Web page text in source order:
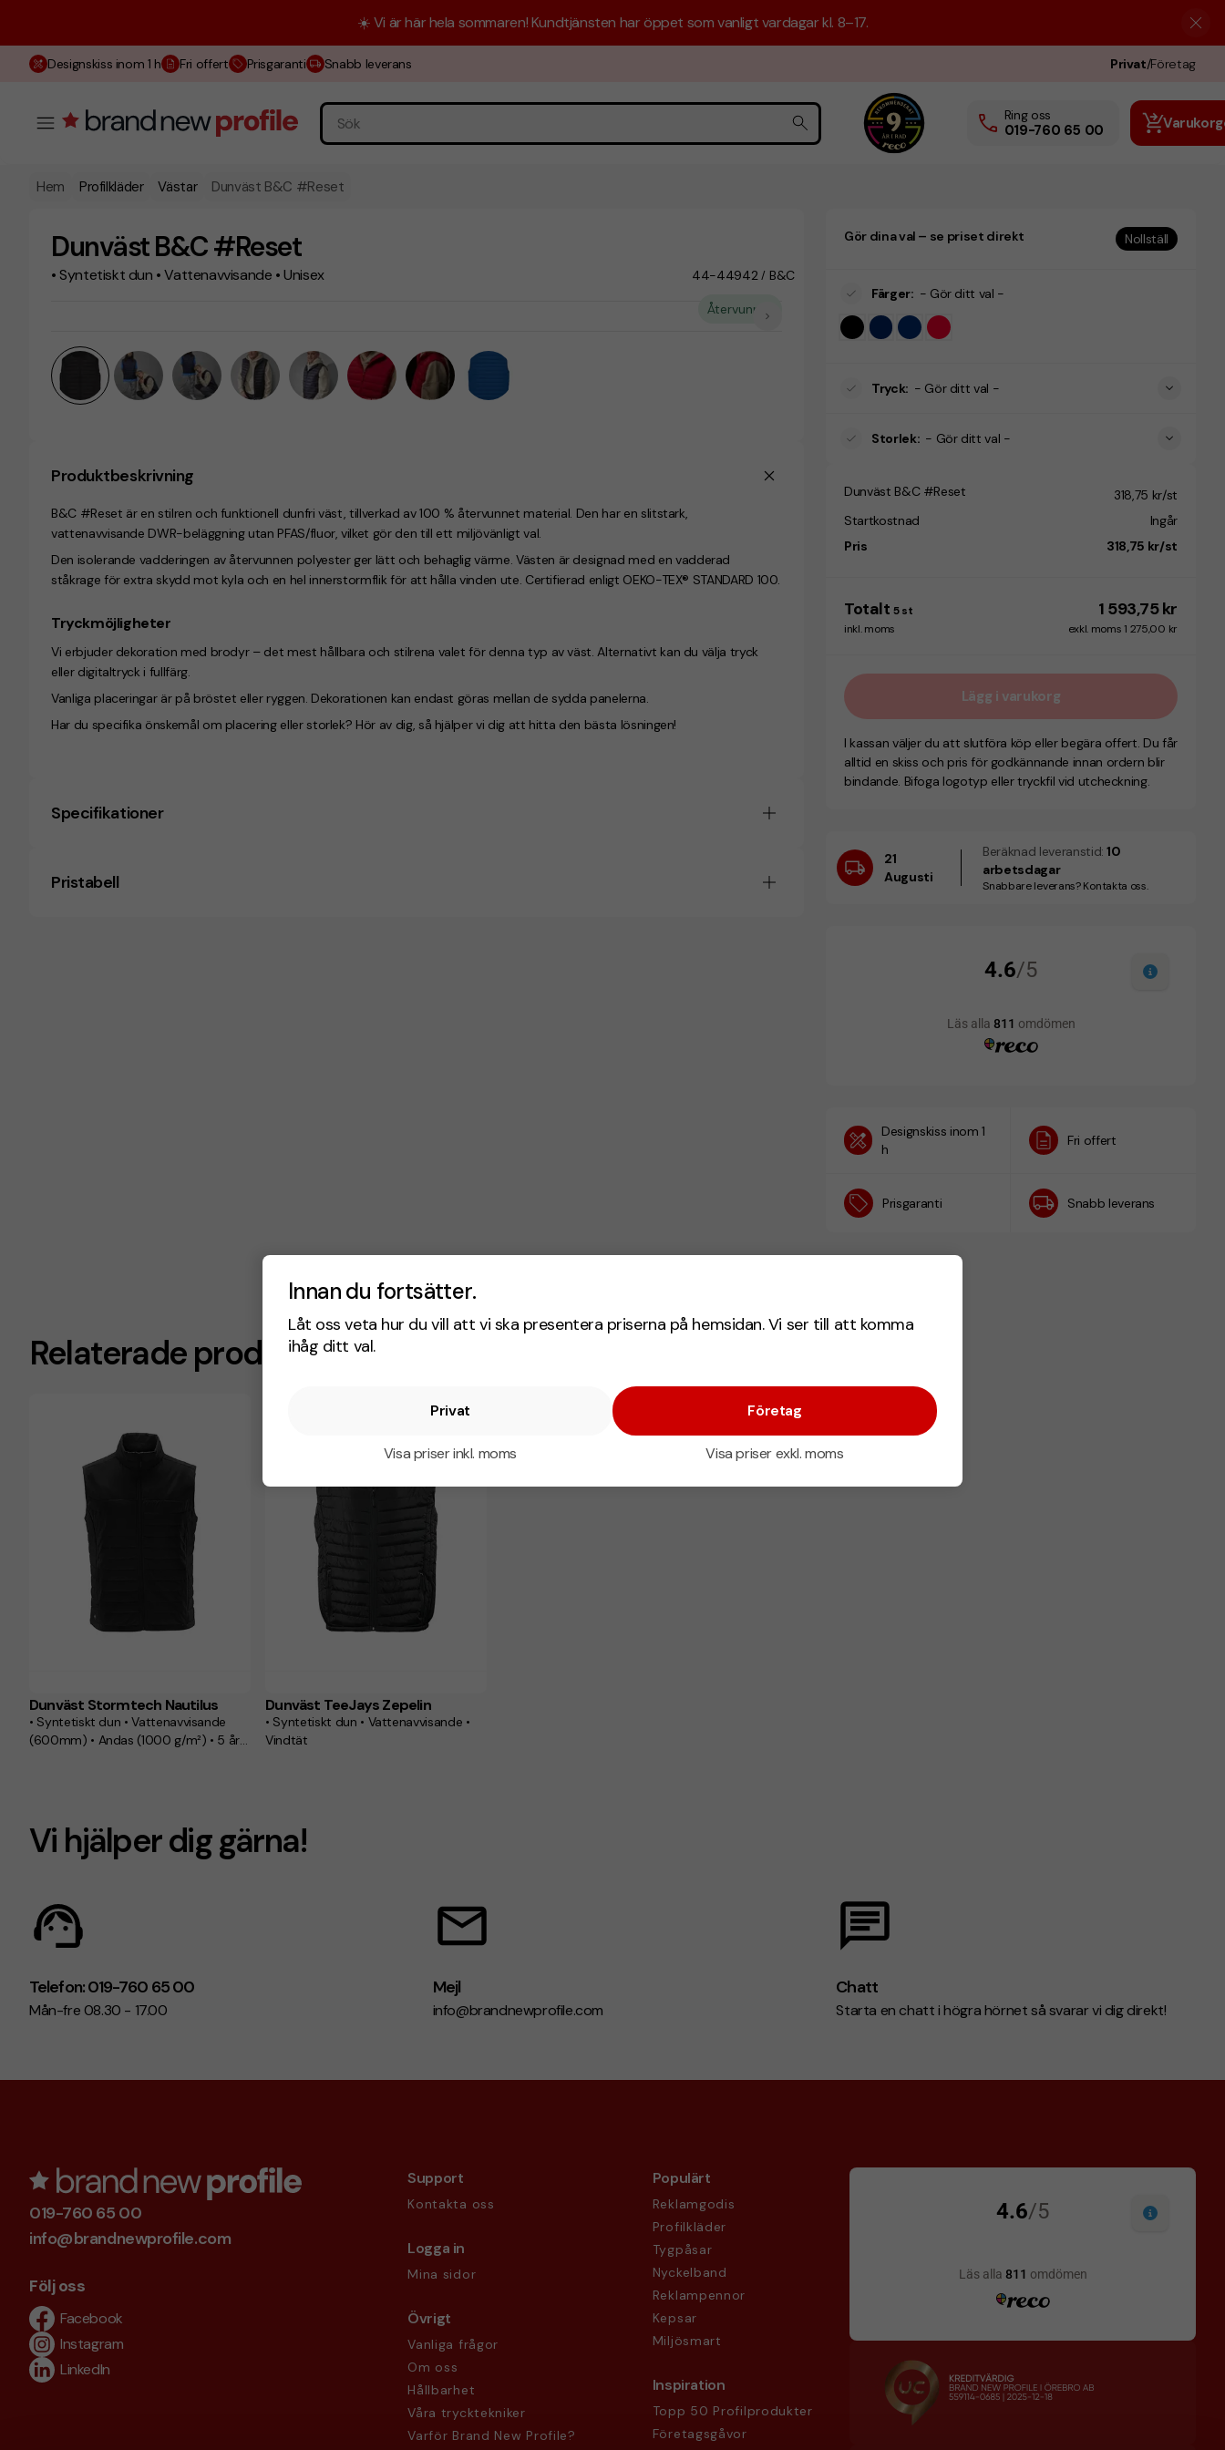
Innan du fortsätter.
Låt oss veta hur du vill att vi ska presentera priserna på hemsidan. Vi ser till att komma
ihåg ditt val.
Privat
Visa priser inkl. moms
Företag
Visa priser exkl. moms
☀️ Vi är här hela sommaren! Kundtjänsten har öppet som vanligt vardagar kl. 8–17.
Designskiss inom 1 h Fri offert Prisgaranti Snabb leverans Privat/Företag
Ring oss
019-760 65 00
Hem Profilkläder Västar Dunväst B&C #Reset
Dunväst B&C #Reset
• Syntetiskt dun • Vattenavvisande • Unisex 44-44942 / B&C
Återvunnet
Produktbeskrivning
B&C #Reset är en stilren och funktionell dunfri väst, tillverkad av 100 % återvunnet material. Den har en slitstark,
vattenavvisande DWR-beläggning utan PFAS/fluor, vilket gör den till ett miljövänligt val.
Den isolerande vadderingen av återvunnen polyester ger lätt och behaglig värme. Västen är designad med en vadderad
ståkrage för extra skydd mot kyla och en hel innerstormflik för att hålla vinden ute. Certifierad enligt OEKO-TEX® STANDARD 100.
Tryckmöjligheter
Vi erbjuder dekoration med brodyr – det mest hållbara och stilrena valet för denna typ av väst. Alternativt kan du välja tryck
eller digitaltryck i fullfärg.
Vanliga placeringar är på bröstet eller ryggen. Dekorationen kan endast göras mellan de sydda panelerna.
Har du specifika önskemål om placering eller storlek? Hör av dig, så hjälper vi dig att hitta den bästa lösningen!
Specifikationer
Pristabell
Gör dina val – se priset direkt Nollställ
Färger: - Gör ditt val -
Tryck: - Gör ditt val -
Storlek: - Gör ditt val -
Dunväst B&C #Reset
318,75 kr/st
Startkostnad
Ingår
Pris
318,75 kr/st
Totalt 5 st 1 593,75 kr
inkl. moms exkl. moms 1 275,00 kr
Lägg i varukorg
I kassan väljer du att slutföra köp eller begära offert. Du får
alltid en skiss och pris för godkännande innan ordern blir
bindande. Bifoga logotyp eller tryckfil vid utcheckning.
21
Augusti
Beräknad leveranstid: 10
arbetsdagar
Snabbare leverans? Kontakta oss.
Designskiss inom 1
h
Fri offert
Prisgaranti Snabb leverans
Relaterade produkter
Dunväst Stormtech Nautilus
• Syntetiskt dun • Vattenavvisande
(600mm) • Andas (1000 g/m²) • 5 års
Dunväst TeeJays Zepelin
• Syntetiskt dun • Vattenavvisande •
Vindtät
Vi hjälper dig gärna!
Telefon: 019-760 65 00
Mån-fre 08.30 - 17.00
Mejl
info@brandnewprofile.com
Chatt
Starta en chatt i högra hörnet så svarar vi dig direkt!
019-760 65 00
info@brandnewprofile.com
Följ oss
Facebook
Instagram
LinkedIn
Support
Kontakta oss
Logga in
Mina sidor
Övrigt
Vanliga frågor
Om oss
Hållbarhet
Våra trycktekniker
Varför Brand New Profile?
Populärt
Reklamgodis
Profilkläder
Tygpåsar
Nyckelband
Reklampennor
Kepsar
Miljösmart
Inspiration
Topp 50 Profilprodukter
Företagsgåvor